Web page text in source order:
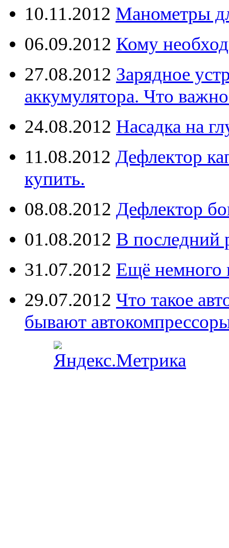
10.11.2012 Манометры
06.09.2012 Кому
27.08.2012 Зарядное
аккумулятора. Что
24.08.2012 Насадка на
11.08.2012 Дефлектор
купить.
08.08.2012 Дефлектор
01.08.2012 В последний
31.07.2012 Ещё немного
29.07.2012 Что такое
бывают